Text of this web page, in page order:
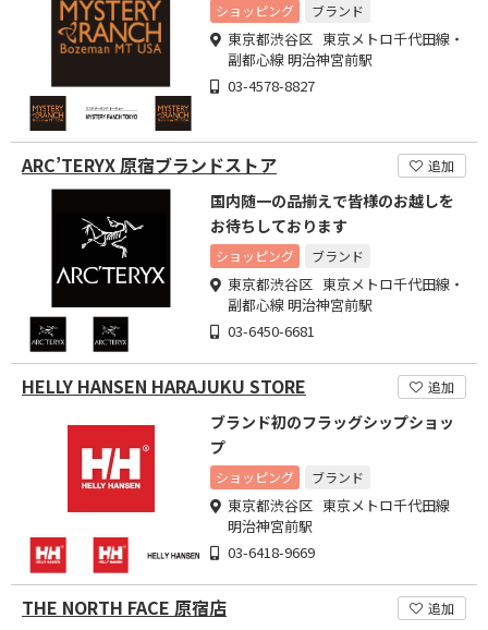
ショッピング ブランド
東京都渋谷区 東京メトロ千代田線・
副都心線 明治神宮前駅
03-4578-8827
ARC’TERYX 原宿ブランドストア 追加
国内随一の品揃えで皆様のお越しを
お待ちしております
ショッピング ブランド
東京都渋谷区 東京メトロ千代田線・
副都心線 明治神宮前駅
03-6450-6681
HELLY HANSEN HARAJUKU STORE 追加
ブランド初のフラッグシップショッ
プ
ショッピング ブランド
東京都渋谷区 東京メトロ千代田線
明治神宮前駅
03-6418-9669
THE NORTH FACE 原宿店 追加